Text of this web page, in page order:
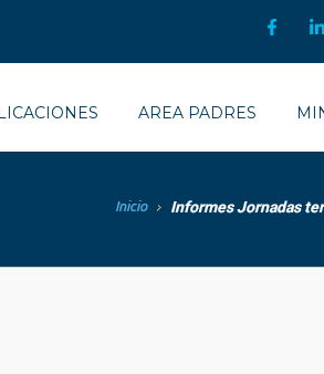
AREA PADRES
Inicio Informes Jornadas